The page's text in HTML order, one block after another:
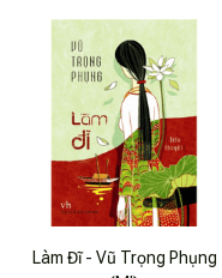
Làm Đĩ - Vũ Trọng Phụng